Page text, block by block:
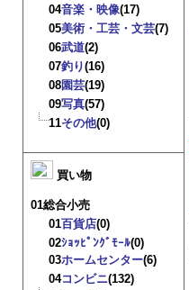
04音楽・映像(17)
05美術・工芸・文芸(7)
06武道(2)
07釣り(16)
08園芸(19)
09写真(57)
11その他(0)
買い物
01総合小売
01百貨店(0)
02ｼｮｯﾋﾟﾝｸﾞﾓｰﾙ(0)
03ホームセンター(6)
04コンビニ(132)